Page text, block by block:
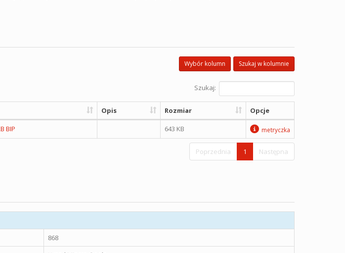
Szukaj w kolumnie
Wybór kolumn
Szukaj:
Opis Rozmiar Opcje
BIP 643 KB metryczka
Poprzednia 1 Następna
868